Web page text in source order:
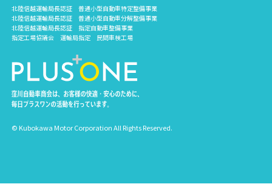
北陸信越運輸局長認証 普通小型自動車特定整備事業
北陸信越運輸局長認証 普通小型自動車分解整備事業
北陸信越運輸局長認証 指定自動車整備事業
指定工場協議会 運輸局指定 民間車検工場
© Kubokawa Motor Corporation All Rights Reserved.